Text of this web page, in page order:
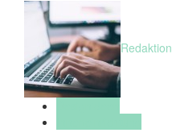
Redaktion